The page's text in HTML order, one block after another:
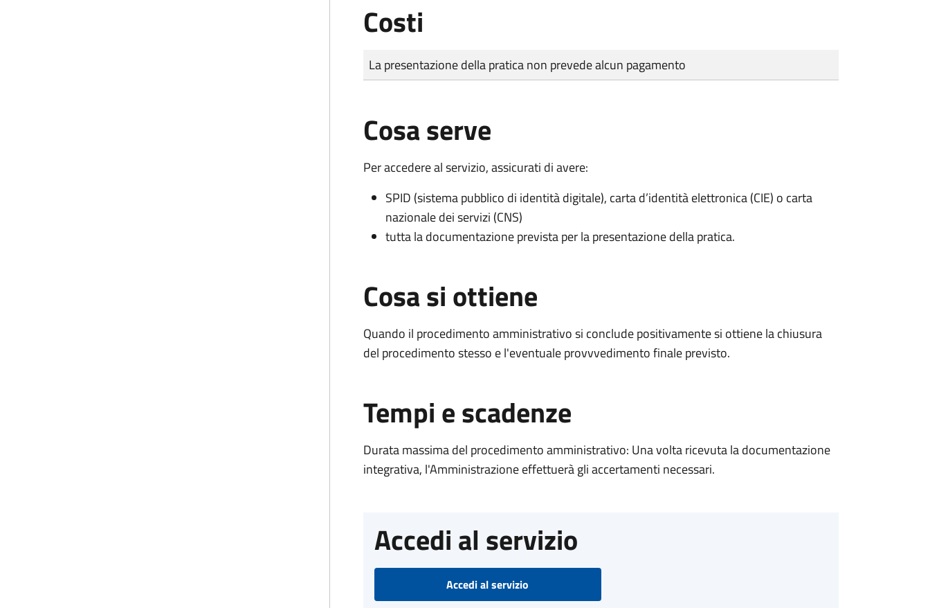
Costi
Tipo di pagamento
Importo
La presentazione della pratica non prevede alcun pagamento
Cosa serve
Per accedere al servizio, assicurati di avere:
SPID (sistema pubblico di identità digitale), carta d’identità elettronica (CIE) o carta
nazionale dei servizi (CNS)
tutta la documentazione prevista per la presentazione della pratica.
Cosa si ottiene
Quando il procedimento amministrativo si conclude positivamente si ottiene la chiusura
del procedimento stesso e l'eventuale provvvedimento finale previsto.
Tempi e scadenze
Durata massima del procedimento amministrativo: Una volta ricevuta la documentazione
integrativa, l'Amministrazione effettuerà gli accertamenti necessari.
Accedi al servizio
Accedi al servizio